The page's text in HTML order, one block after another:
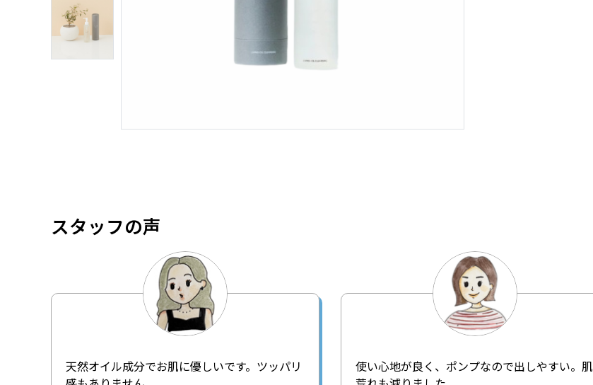
スタッフの声
天然オイル成分でお肌に優しいです。ツッパリ
使い心地が良く、ポンプなので出しやすい。肌